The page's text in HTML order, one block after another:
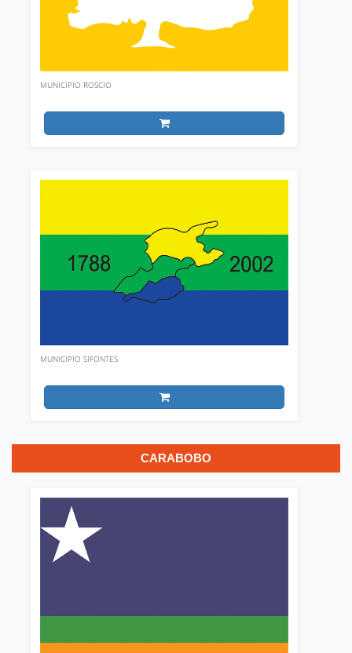
MUNICIPIO ROSCIO
MUNICIPIO SIFONTES
CARABOBO